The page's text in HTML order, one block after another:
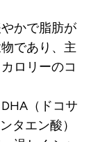
かで脂肪が
であり、主
ロリーのコ
（ドコサ
タエン酸）